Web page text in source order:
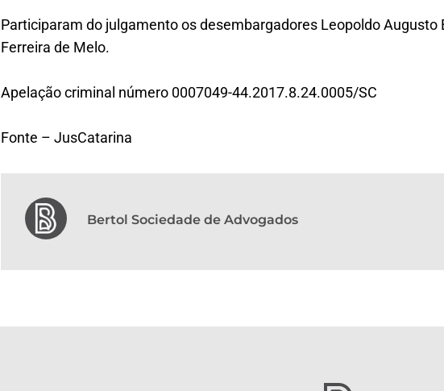
Participaram do julgamento os desembargadores Leopoldo
Ferreira de Melo.
Apelação criminal número 0007049-44.2017.8.24.0005/SC
Fonte – JusCatarina
Bertol Sociedade de Advogados